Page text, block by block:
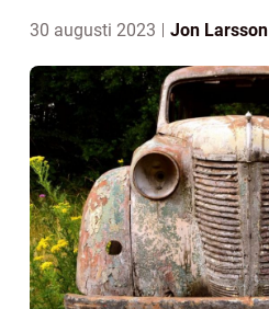
30 augusti 2023 Jon Larsson